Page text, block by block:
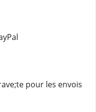
pour les envois